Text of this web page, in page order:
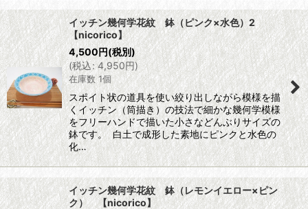
イッチン幾何学花紋 鉢（ピンク×水色）2
【nicorico】
4,500円(税別)
(税込: 4,950円)
在庫数 1個
スポイト状の道具を使い絞り出しながら模様を描
くイッチン（筒描き）の技法で細かな幾何学模様
をフリーハンドで描いた小さなどんぶりサイズの
鉢です。 白土で成形した素地にピンクと水色の
化…
イッチン幾何学花紋 鉢（レモンイエロー×ピン
ク） 【nicorico】